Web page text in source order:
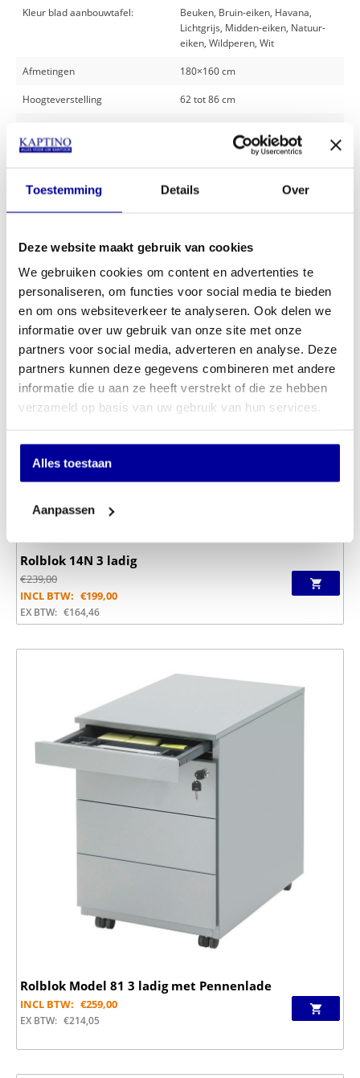
Toestemming Details Over
Deze website maakt gebruik van cookies
We gebruiken cookies om content en advertenties te
personaliseren, om functies voor social media te bieden
en om ons websiteverkeer te analyseren. Ook delen we
informatie over uw gebruik van onze site met onze
partners voor social media, adverteren en analyse. Deze
partners kunnen deze gegevens combineren met andere
informatie die u aan ze heeft verstrekt of die ze hebben
verzameld op basis van uw gebruik van hun services.
Alles toestaan
Aanpassen
Kleur blad aanbouwtafel:
Beuken, Bruin-eiken, Havana,
Lichtgrijs, Midden-eiken, Natuur-
eiken, Wildperen, Wit
Afmetingen 180×160 cm
Hoogteverstelling 62 tot 86 cm
Andere kochten ook:
Rolblok 14N 3 ladig
€239,00
INCL BTW: €199,00
EX BTW: €164,46
Rolblok Model 81 3 ladig met Pennenlade
INCL BTW: €259,00
EX BTW: €214,05